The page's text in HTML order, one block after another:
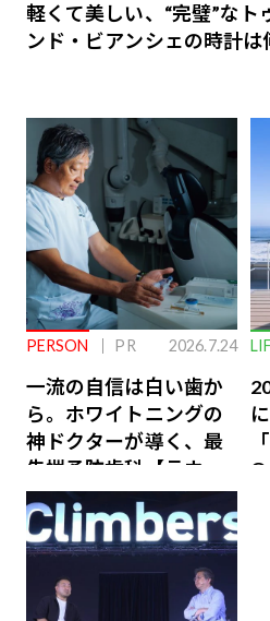
軽くて美しい、“完璧”なト
ンド・ビアンシェの時計は
PERSON PR 2026.7.24
一流の自信は白い歯か
ら。ホワイトニングの
神ドクターが導く、最
先端予防歯科【ラウン
ジ会員特典あり】